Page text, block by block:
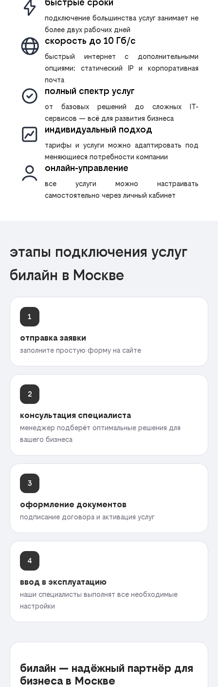
быстрые сроки
подключение большинства услуг занимает не
более двух рабочих дней
скорость до 10 Гб/с
быстрый интернет с дополнительными
опциями: статический IP и корпоративная
почта
полный спектр услуг
от базовых решений до сложных IT-
сервисов — всё для развития бизнеса
индивидуальный подход
тарифы и услуги можно адаптировать под
меняющиеся потребности компании
онлайн-управление
все услуги можно настраивать
самостоятельно через личный кабинет
этапы подключения услуг
билайн в Москве
1
отправка заявки
заполните простую форму на сайте
2
консультация специалиста
менеджер подберёт оптимальные решения для
вашего бизнеса
3
оформление документов
подписание договора и активация услуг
4
ввод в эксплуатацию
наши специалисты выполнят все необходимые
настройки
билайн — надёжный партнёр для
бизнеса в Москве